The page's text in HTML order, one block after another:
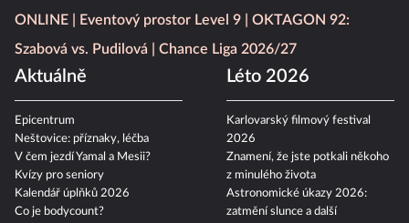
ONLINE
Eventový prostor Level 9
OKTAGON 92:
Szabová vs. Pudilová
Chance Liga 2026/27
Aktuálně
Epicentrum
Neštovice: příznaky, léčba
V čem jezdí Yamal a Mesii?
Kvízy pro seniory
Kalendář úplňků 2026
Co je bodycount?
Léto 2026
Karlovarský filmový festival
2026
Znamení, že jste potkali někoho
z minulého života
Astronomické úkazy 2026:
zatmění slunce a další